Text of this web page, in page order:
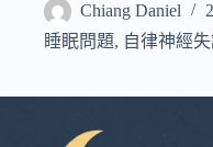
文
章
Chiang Daniel
睡眠問題, 自律神經失